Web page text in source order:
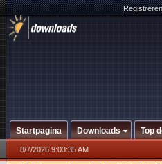
Registreren
Startpagina Downloads Top
8/7/2026 9:03:35 AM